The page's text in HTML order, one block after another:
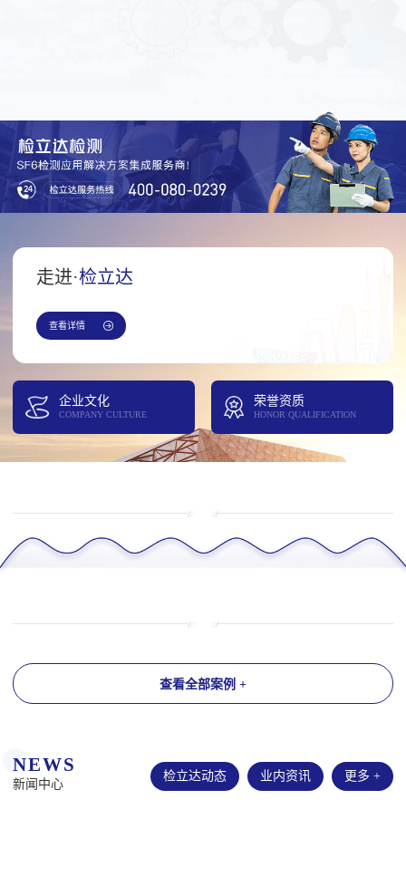
走进·检立达
查看详情
企业文化
COMPANY CULTURE
荣誉资质
HONOR QUALIFICATION
查看全部案例 +
NEWS
新闻中心
检立达动态 业内资讯 更多 +